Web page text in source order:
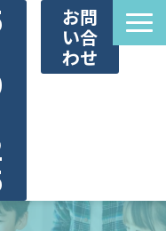
お問
い合
わせ